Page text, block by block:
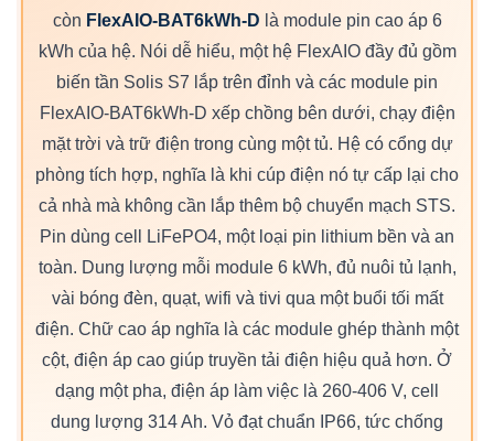
còn FlexAIO-BAT6kWh-D là module pin cao áp 6
kWh của hệ. Nói dễ hiểu, một hệ FlexAIO đầy đủ gồm
biến tần Solis S7 lắp trên đỉnh và các module pin
FlexAIO-BAT6kWh-D xếp chồng bên dưới, chạy điện
mặt trời và trữ điện trong cùng một tủ. Hệ có cổng dự
phòng tích hợp, nghĩa là khi cúp điện nó tự cấp lại cho
cả nhà mà không cần lắp thêm bộ chuyển mạch STS.
Pin dùng cell LiFePO4, một loại pin lithium bền và an
toàn. Dung lượng mỗi module 6 kWh, đủ nuôi tủ lạnh,
vài bóng đèn, quạt, wifi và tivi qua một buổi tối mất
điện. Chữ cao áp nghĩa là các module ghép thành một
cột, điện áp cao giúp truyền tải điện hiệu quả hơn. Ở
dạng một pha, điện áp làm việc là 260-406 V, cell
dung lượng 314 Ah. Vỏ đạt chuẩn IP66, tức chống